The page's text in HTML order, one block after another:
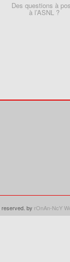
Des questions à
à l’ASNL ?
by rOnAn-NcY